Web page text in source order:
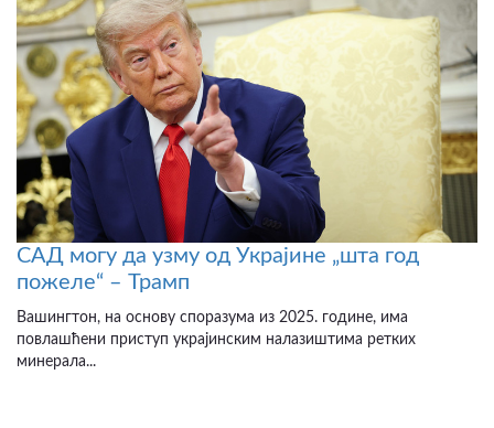
САД могу да узму од Украјине „шта год
пожеле“ – Трамп
Вашингтон, на основу споразума из 2025. године, има
повлашћени приступ украјинским налазиштима ретких
минерала...